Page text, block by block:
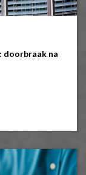
doorbraak na